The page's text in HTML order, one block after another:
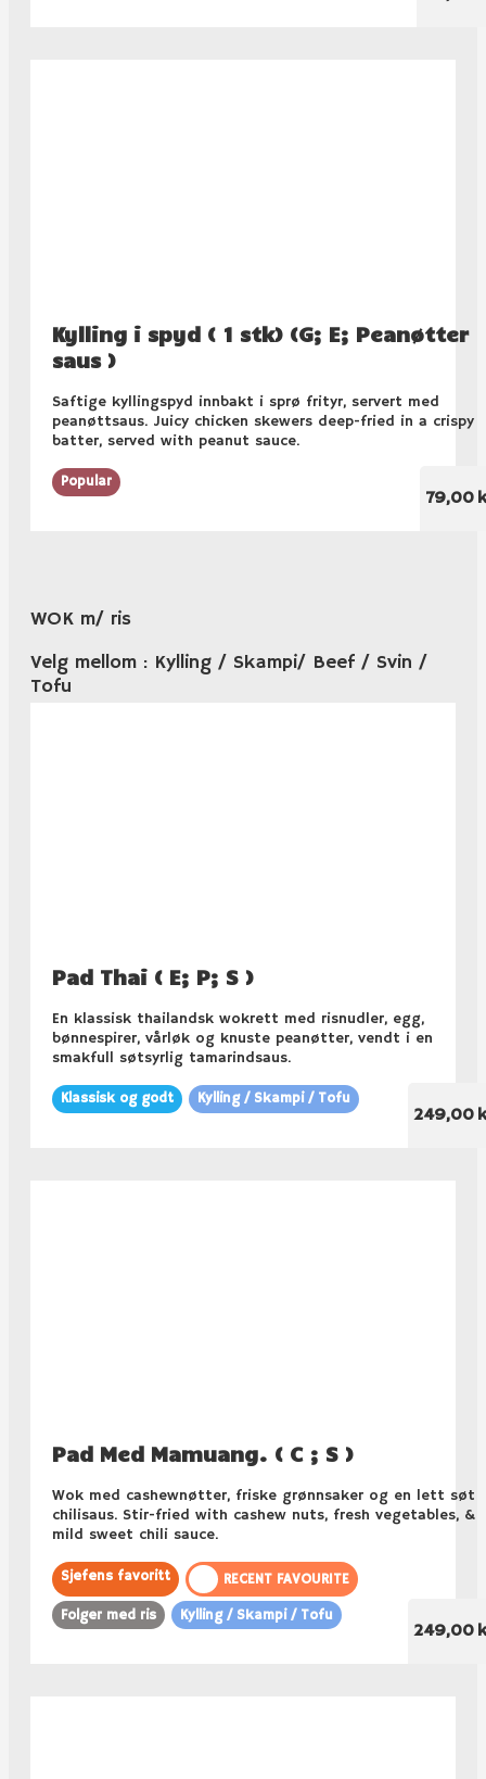
Kylling i spyd ( 1 stk) (G; E; Peanøtter
saus )
Saftige kyllingspyd innbakt i sprø frityr, servert med
peanøttsaus. Juicy chicken skewers deep-fried in a crispy
batter, served with peanut sauce.
Popular
79,00
WOK m/ ris
Velg mellom : Kylling / Skampi/ Beef / Svin /
Tofu
Pad Thai ( E; P; S )
En klassisk thailandsk wokrett med risnudler, egg,
bønnespirer, vårløk og knuste peanøtter, vendt i en
smakfull søtsyrlig tamarindsaus.
Klassisk og godt Kylling / Skampi / Tofu
249,00
Pad Med Mamuang. ( C ; S )
Wok med cashewnøtter, friske grønnsaker og en lett søt
chilisaus. Stir-fried with cashew nuts, fresh vegetables, &
mild sweet chili sauce.
Sjefens favoritt
RECENT FAVOURITE
Folger med ris
Kylling / Skampi / Tofu
249,00